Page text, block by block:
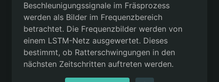
Beschleunigungssignale im Fräsprozess
werden als Bilder im Frequenzbereich
betrachtet. Die Frequenzbilder werden von
einem LSTM-Netz ausgewertet. Dieses
bestimmt, ob Ratterschwingungen in den
nächsten Zeitschritten auftreten werden.